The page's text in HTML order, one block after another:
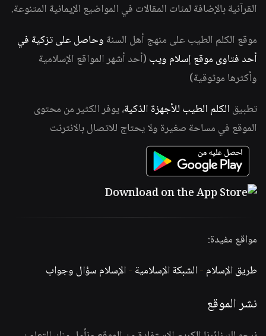
القرآنية بالإضافة لمئات المقالات في المواضيع الإيمانية المتنوعة.
موقع الكلم الطيب على منهج أهل السنة وحاصل على تزكية في
أحد فتاوى موقع إسلام ويب (أحد أشهر المواقع الإسلامية
وأكثرها موثوقية)
تطبيق الكلم الطيب للأجهزة الذكية، يوفر الكثير من محتوى
الموقع في مساحة صغيرة ولا يحتاج للاتصال بالانترنت
مواقع مفيدة:
طريق الإسلام -الشبكة الإسلامية -الإسلام سؤال وجواب
نشر الموقع